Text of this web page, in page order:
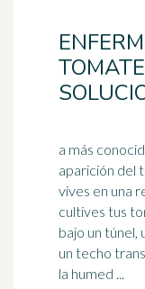
a más
aparición del
vives en una
cultives tus
bajo un túnel,
un techo transparente.
la humed ...